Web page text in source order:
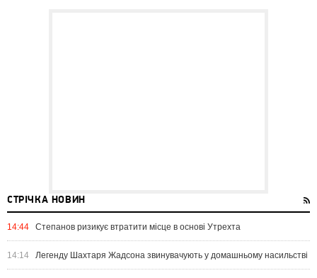
СТРІЧКА НОВИН
14:44 Степанов ризикує втратити місце в основі Утрехта
14:14 Легенду Шахтаря Жадсона звинувачують у домашньому насильстві